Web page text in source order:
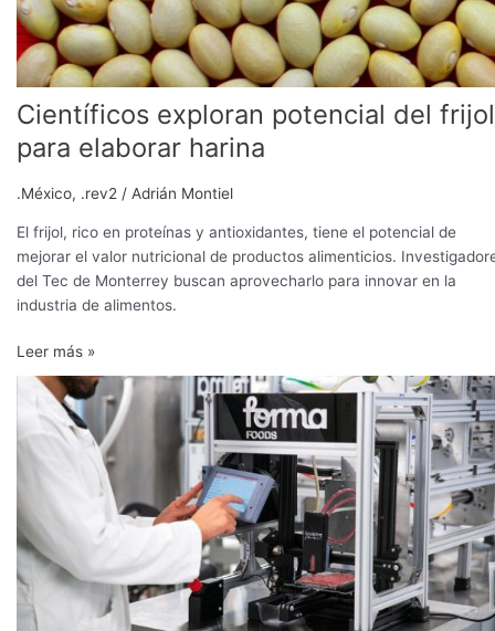
Científicos exploran potencial del frijol
para elaborar harina
.México, .rev2 / Adrián Montiel
El frijol, rico en proteínas y antioxidantes, tiene el potencial de
mejorar el valor nutricional de productos alimenticios.
del Tec de Monterrey buscan aprovecharlo para innovar en la
industria de alimentos.
Leer más »
Forma
Foods
impulsa
sostenibilidad
carne
vegetal
impresa
en
3D